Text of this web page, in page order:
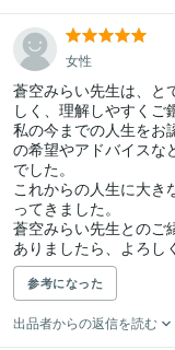
女性
蒼空みらい先生は、と
しく、理解しやすくご
私の今までの人生をお
の希望やアドバイスな
でした。
これからの人生に大き
ってきました。
蒼空みらい先生とのご
ありましたら、よろし
参考になった
出品者からの返信を読む